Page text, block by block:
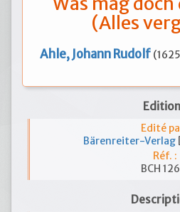
(Alles
Ahle, Johann Rudolf
Edition
Edité
Bärenreiter-Verlag
Réf. :
BCH 126